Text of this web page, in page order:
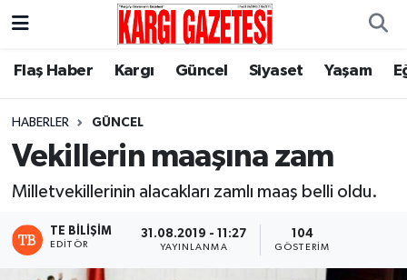
Flaş Haber Kargı Güncel Siyaset Yaşam
HABERLER GÜNCEL
Vekillerin maaşına zam
Milletvekillerinin alacakları zamlı maaş belli oldu.
TE BILIŞIM
EDITÖR
31.08.2019 - 11:27
YAYINLANMA
104
GÖSTERIM
Flaş Haber
Kargı
Güncel
Nöbetçi Eczaneler
Hava Durumu
Çorum Namaz Vakitleri
Süper Lig Puan Durumu ve Fikstür